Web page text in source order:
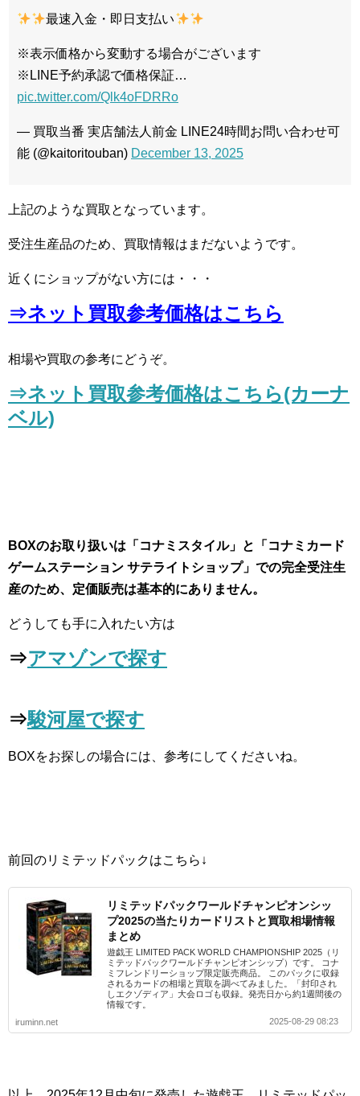
最速入金・即日支払い
※表示価格から変動する場合がございます
※LINE予約承認で価格保証…
pic.twitter.com/Qlk4oFDRRo
— 買取当番 実店舗法人前金 LINE24時間お問い合わせ可
能 (@kaitoritouban) December 13, 2025
上記のような買取となっています。
受注生産品のため、買取情報はまだないようです。
近くにショップがない方には・・・
⇒ネット買取参考価格はこちら
相場や買取の参考にどうぞ。
⇒ネット買取参考価格はこちら(カーナ
ベル)
BOXのお取り扱いは「コナミスタイル」と「コナミカード
ゲームステーション サテライトショップ」での完全受注生
産のため、定価販売は基本的にありません。
どうしても手に入れたい方は
⇒アマゾンで探す
⇒駿河屋で探す
BOXをお探しの場合には、参考にしてくださいね。
前回のリミテッドパックはこちら↓
リミテッドパックワールドチャンピオンシッ
プ2025の当たりカードリストと買取相場情報
まとめ
遊戯王 LIMITED PACK WORLD CHAMPIONSHIP 2025（リ
ミテッドパックワールドチャンピオンシップ）です。 コナ
ミフレンドリーショップ限定販売商品。 このパックに収録
されるカードの相場と買取を調べてみました。「封印され
しエクゾディア」大会ロゴも収録。発売日から約1週間後の
情報です。
iruminn.net
2025-08-29 08:23